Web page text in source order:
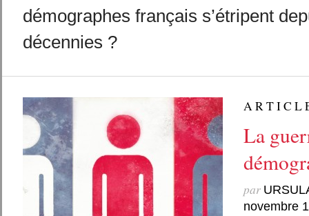
démographes français s’étripent
décennies ?
A R T I C L
La
par
novembre